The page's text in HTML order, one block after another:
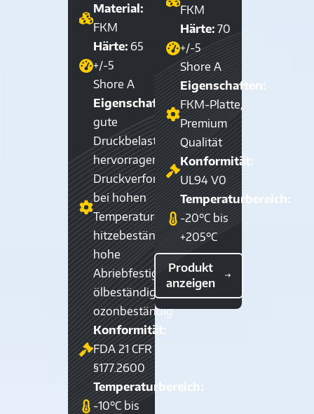
Material:
FKM
Härte: 65
+/-5
Shore A
Eigenschaften:
gute
Druckbelastung,
hervorragender
Druckverformungsrest
bei hohen
Temperaturen,
hitzebeständig,
hohe
Abriebfestigkeit,
ölbeständig,
ozonbeständig
Konformität:
FDA 21 CFR
§177.2600
Temperaturbereich:
-10°C bis
FKM
Härte: 70
+/-5
Shore A
Eigenschaften:
FKM-Platte,
Premium
Qualität
Konformität:
UL94 V0
Temperaturbereich:
-20°C bis
+205°C
Produkt
anzeigen